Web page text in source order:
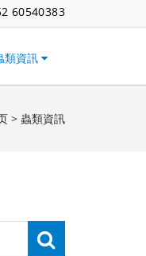
60540383
類資訊
> 蟲類資訊